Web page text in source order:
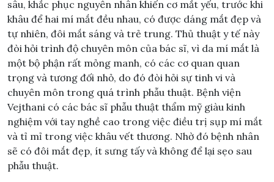
sâu, khắc phục nguyên nhân khiến cơ mắt yếu, trước khi
khâu để hai mí mắt đều nhau, có được dáng mắt đẹp và
tự nhiên, đôi mắt sáng và trẻ trung. Thủ thuật y tế này
đòi hỏi trình độ chuyên môn của bác sĩ, vì da mí mắt là
một bộ phận rất mỏng manh, có các cơ quan quan
trọng và tương đối nhỏ, do đó đòi hỏi sự tinh vi và
chuyên môn trong quá trình phẫu thuật. Bệnh viện
Vejthani có các bác sĩ phẫu thuật thẩm mỹ giàu kinh
nghiệm với tay nghề cao trong việc điều trị sụp mí mắt
và tỉ mỉ trong việc khâu vết thương. Nhờ đó bệnh nhân
sẽ có đôi mắt đẹp, ít sưng tấy và không để lại sẹo sau
phẫu thuật.